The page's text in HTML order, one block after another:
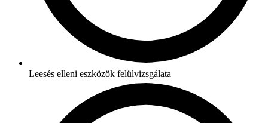
Leesés elleni eszközök felülvizsgálata